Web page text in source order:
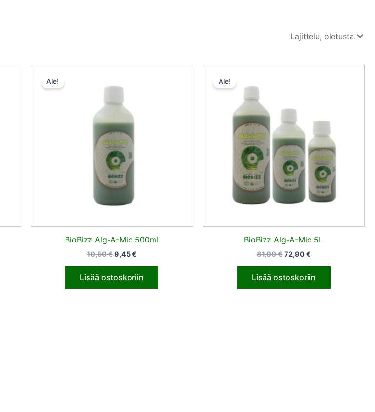
Ale!
BioBizz Alg-A-Mic 500ml
10,50€
oli:
9,45€
Lisää ostoskoriin
Ale!
BioBizz Alg-A-Mic 5L
81,00€72,90€
Lisää ostoskoriin